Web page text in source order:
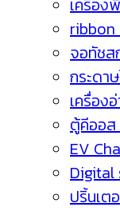
เครื่อง
ribbon
จอทัชส
กระดา
เครื่อง
ตู้คีออส
EV
Digital
ปริ้นเต